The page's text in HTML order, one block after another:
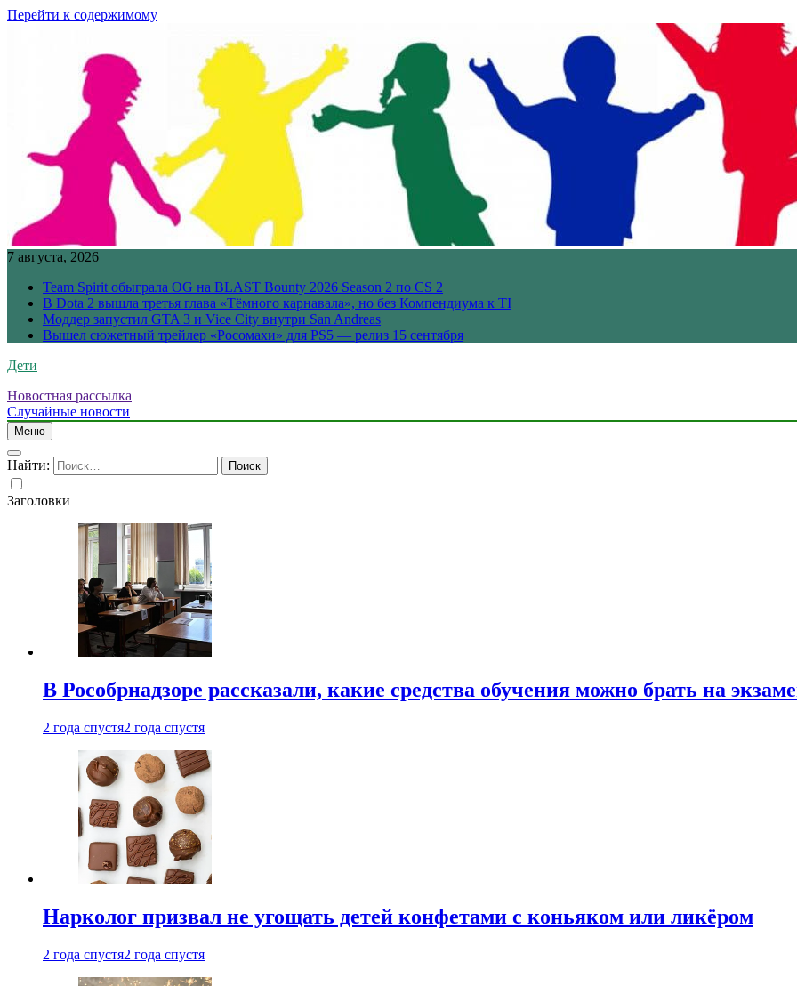
Перейти к содержимому
7 августа, 2026
Team Spirit обыграла OG на BLAST Bounty 2026 Season 2 по CS 2
В Dota 2 вышла третья глава «Тёмного карнавала», но без Компендиума к TI
Моддер запустил GTA 3 и Vice City внутри San Andreas
Вышел сюжетный трейлер «Росомахи» для PS5 — релиз 15 сентября
Дети
Новостная рассылка
Случайные новости
Меню
Найти:
Заголовки
В Рособрнадзоре рассказали, какие средства обучения можно брать на
2 года спустя2 года спустя
Нарколог призвал не угощать детей конфетами с коньяком или ликёром
2 года спустя2 года спустя